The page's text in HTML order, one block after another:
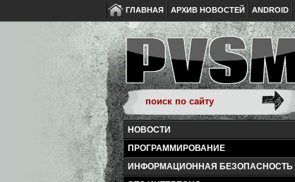
ГЛАВНАЯ АРХИВ НОВОСТЕЙ ANDROID
НОВОСТИ
ПРОГРАММИРОВАНИЕ
ИНФОРМАЦИОННАЯ БЕЗОПАСНОСТЬ